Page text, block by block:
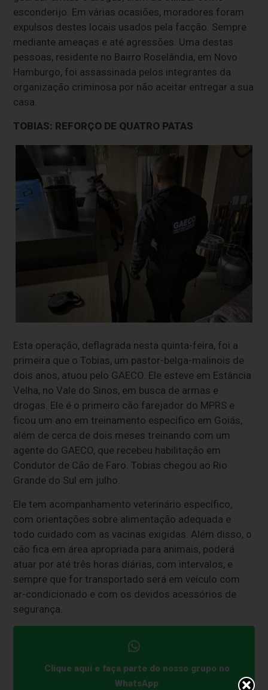
esconderijo. Em várias ocasiões, moradores foram
expulsos destes locais usados pela facção. Sempre
mediante ameaças e até agressões. Uma destas
pessoas, residente no Bairro Roselândia, em Novo
Hamburgo, foi assassinada pelos integrantes da
organização criminosa por não aceitar entregar a sua
casa.
TOBIAS: REFORÇO DE QUATRO PATAS
Esta operação, deflagrada nesta quinta-feira, foi a
primeira que o Tobias, um pastor-belga-malinois de
dois anos, atuou pelo GAECO. Ele esteve em Estância
Velha, no Vale do Sinos, em busca de armas e
drogas. Ele é o primeiro cão farejador do MPRS e
ficou um ano em treinamento específico em Goiás,
além de cerca de dois meses treinando com um
agente do GAECO, que recebeu habilitação em
Condutor de Cão de Faro. Tobias chegou ao Rio
Grande do Sul em julho.
Ele tem acompanhamento veterinário específico,
com orientações sobre alimentação adequada e
todo cuidado com as vacinas exigidas. Além disso, o
cão fica em área apropriada para animais, poderá
atuar por até três horas diárias, com intervalos, e
sempre que for transportado será em veículo com
ar-condicionado e com os devidos acessórios de
segurança.
Clique aqui e faça parte do nosso grupo no
WhatsApp